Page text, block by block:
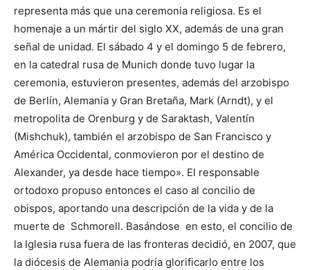
representa más que una ceremonia religiosa. Es el
homenaje a un mártir del siglo XX, además de una gran
señal de unidad. El sábado 4 y el domingo 5 de febrero,
en la catedral rusa de Munich donde tuvo lugar la
ceremonia, estuvieron presentes, además del arzobispo
de Berlín, Alemania y Gran Bretaña, Mark (Arndt), y el
metropolita de Orenburg y de Saraktash, Valentín
(Mishchuk), también el arzobispo de San Francisco y
América Occidental, conmovieron por el destino de
Alexander, ya desde hace tiempo». El responsable
ortodoxo propuso entonces el caso al concilio de
obispos, aportando una descripción de la vida y de la
muerte de Schmorell. Basándose en esto, el concilio de
la Iglesia rusa fuera de las fronteras decidió, en 2007, que
la diócesis de Alemania podría glorificarlo entre los